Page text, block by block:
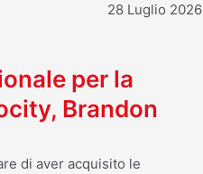
28 Luglio 2026
per la
Brandon
di aver acquisito le